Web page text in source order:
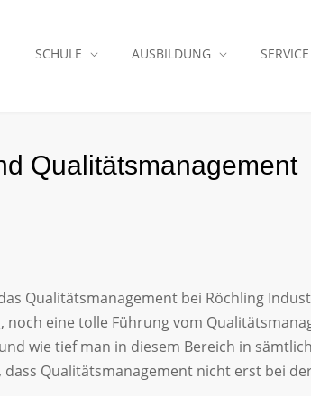
SCHULE AUSBILDUNG SERVICE
Qualitätsmanagement
Qualitätsmanagement bei Röchling
eine tolle Führung vom
wie tief man in diesem Bereich in
Qualitätsmanagement nicht erst bei